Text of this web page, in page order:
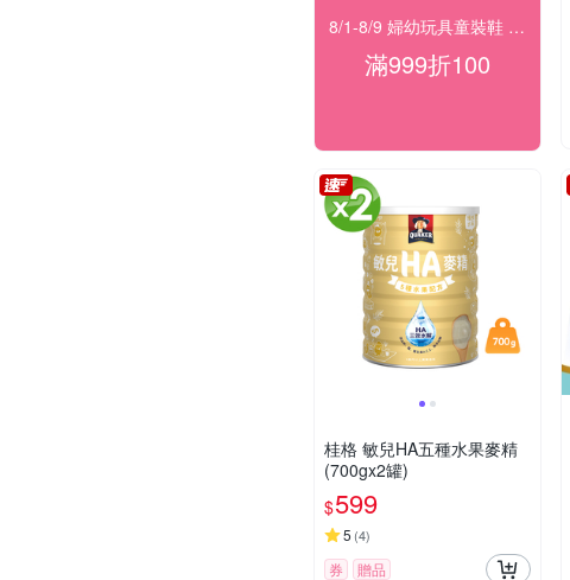
8/1-8/9 婦幼玩具童裝鞋 指定品滿999折100
滿999折100
桂格 敏兒HA五種水果麥精
(700gx2罐)
$599
5 (4)
券 贈品